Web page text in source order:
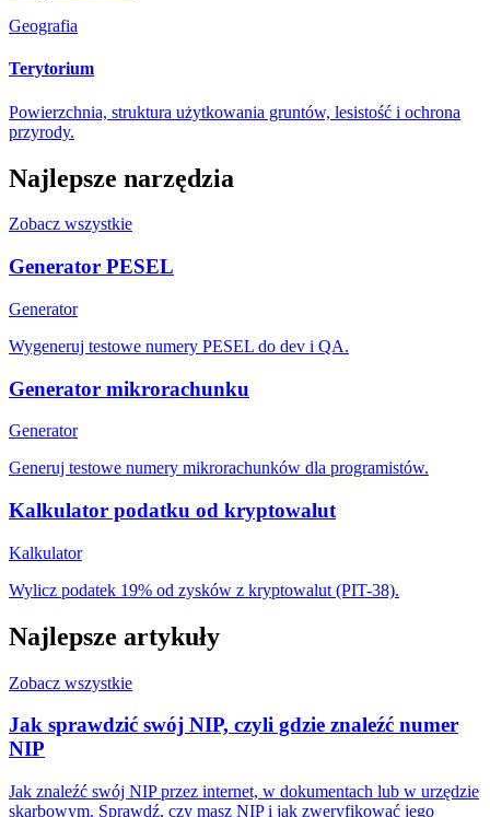
Geografia
Terytorium
Powierzchnia, struktura użytkowania gruntów, lesistość i ochrona
przyrody.
Najlepsze narzędzia
Zobacz wszystkie
Generator PESEL
Generator
Wygeneruj testowe numery PESEL do dev i QA.
Generator mikrorachunku
Generator
Generuj testowe numery mikrorachunków dla programistów.
Kalkulator podatku od kryptowalut
Kalkulator
Wylicz podatek 19% od zysków z kryptowalut (PIT-38).
Najlepsze artykuły
Zobacz wszystkie
Jak sprawdzić swój NIP, czyli gdzie znaleźć numer
NIP
Jak znaleźć swój NIP przez internet, w dokumentach lub w urzędzie
skarbowym. Sprawdź, czy masz NIP i jak zweryfikować jego